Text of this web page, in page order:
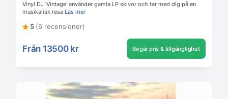
Vinyl DJ 'Vintage' använder gamla LP skivor och tar med dig på en
musikalisk resa Läs mer
5 (6 recensioner)
Från 13500 kr Begär pris & tillgänglighet